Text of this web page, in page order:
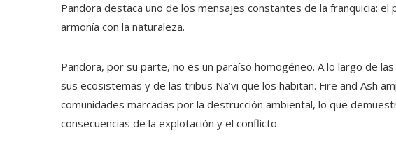
Pandora destaca uno de los mensajes constantes de la franquicia: el
armonía con la naturaleza.
Pandora, por su parte, no es un paraíso homogéneo. A lo largo de
sus ecosistemas y de las tribus Na’vi que los habitan. Fire and Ash
comunidades marcadas por la destrucción ambiental, lo que
consecuencias de la explotación y el conflicto.